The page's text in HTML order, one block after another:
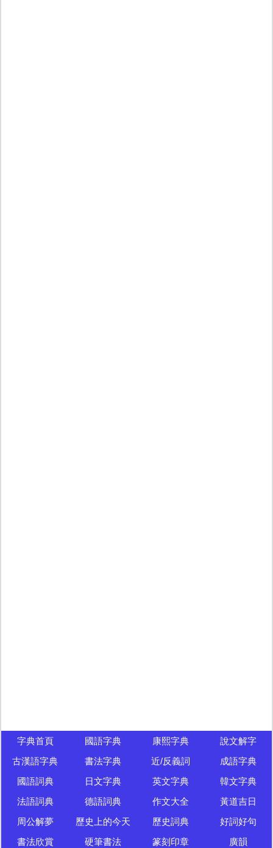
字典首頁 國語字典 康熙字典
說文解字
古漢語字典
書法字典 近/反義詞
成語字典
國語詞典
日文字典 英文字典
韓文字典
法語詞典
德語詞典 作文大全
黃道吉日
周公解夢
歷史上的今天 歷史詞典
好詞好句
書法欣賞
硬筆書法 篆刻印章 廣韻